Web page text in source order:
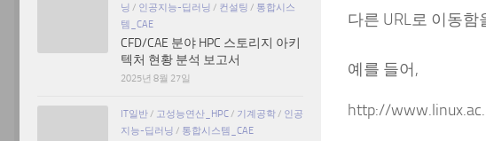
다른 URL로 이동함
예를 들어,
http://
닝 / 인공지능-딥러닝 / 컨설팅 / 통합시스
템_CAE
CFD/CAE 분야 HPC 스토리지 아키
텍처 현황 분석 보고서
2025년 8월 27일
IT일반/ 고성능연산_HPC/ 기계공학/ 인공
지능-딥러닝 / 통합시스템_CAE